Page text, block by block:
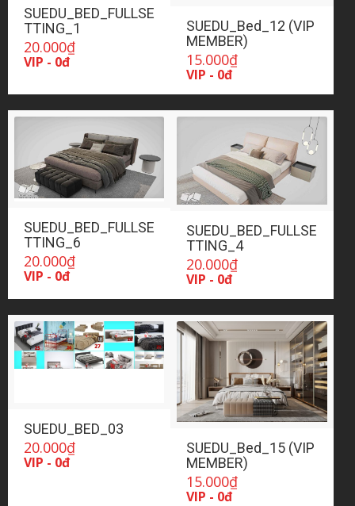
SUEDU_BED_FULLSE
TTING_1
20.000₫
VIP - 0đ
SUEDU_Bed_12 (VIP
MEMBER)
15.000₫
VIP - 0đ
SUEDU_BED_FULLSE
TTING_6
20.000₫
VIP - 0đ
SUEDU_BED_FULLSE
TTING_4
20.000₫
VIP - 0đ
SUEDU_BED_03
20.000₫
VIP - 0đ
SUEDU_Bed_15 (VIP
MEMBER)
15.000₫
VIP - 0đ